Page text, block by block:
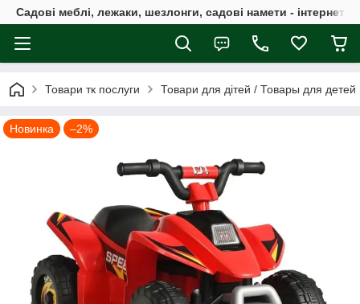
Садові меблі, лежаки, шезлонги, садові намети - інтернет-
Товари тк послуги Товари для дітей / Товары для детей
Новинка –2%